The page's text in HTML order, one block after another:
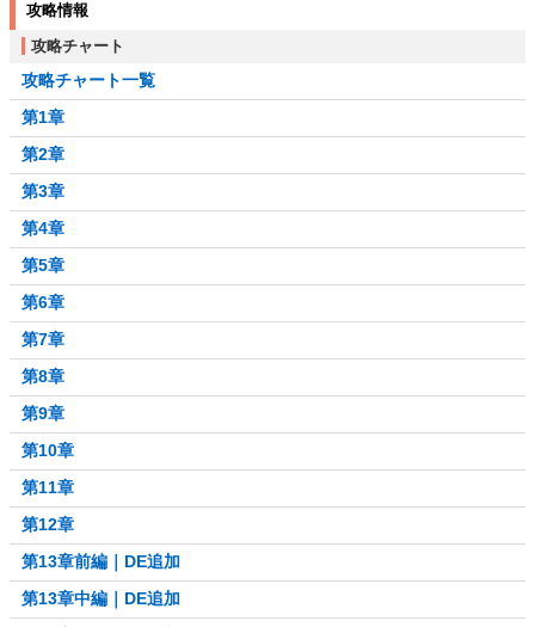
攻略情報
攻略チャート
攻略チャート一覧
第1章
第2章
第3章
第4章
第5章
第6章
第7章
第8章
第9章
第10章
第11章
第12章
第13章前編｜DE追加
第13章中編｜DE追加